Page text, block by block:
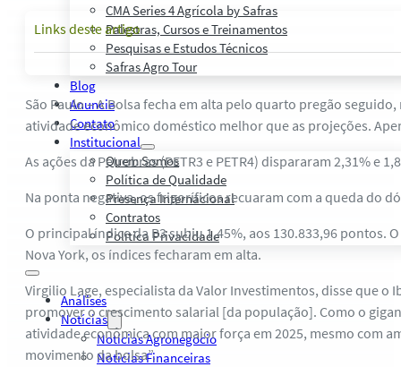
CMA Series 4 Agrícola by Safras
Palestras, Cursos e Treinamentos
Pesquisas e Estudos Técnicos
Safras Agro Tour
Blog
Anuncie
Contato
Institucional
Quem Somos
Política de Qualidade
Presença Internacional
Contratos
Política Privacidade
Análises
Notícias
Notícias Agronegócio
Notícias Financeiras
Links deste artigo
São Paulo – A Bolsa fecha em alta pelo quarto pregão
atividade econômico doméstico melhor que as projeções.
As ações da Petrobras (PETR3 e PETR4) dispararam 2,31% e
Na ponta negativa, os frigoríficos recuaram com a queda do
O principal índice da B3 subiu 1,45%, aos 130.833,96 pontos.
Nova York, os índices fecharam em alta.
Virgilio Lage, especialista da Valor Investimentos, disse que
promover o crescimento salarial [da população]. Como o
atividade econômica com maior força em 2025, mesmo com
movimento da bolsa”.